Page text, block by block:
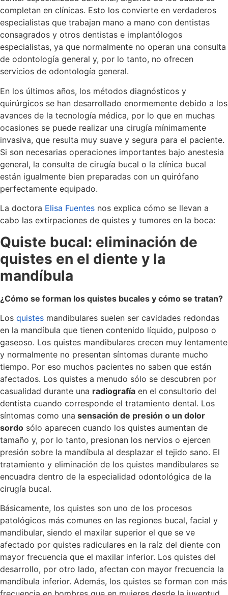
completan en clínicas. Esto los convierte en verdaderos
especialistas que trabajan mano a mano con dentistas
consagrados y otros dentistas e implantólogos
especialistas, ya que normalmente no operan una consulta
de odontología general y, por lo tanto, no ofrecen
servicios de odontología general.
En los últimos años, los métodos diagnósticos y
quirúrgicos se han desarrollado enormemente debido a los
avances de la tecnología médica, por lo que en muchas
ocasiones se puede realizar una cirugía mínimamente
invasiva, que resulta muy suave y segura para el paciente.
Si son necesarias operaciones importantes bajo anestesia
general, la consulta de cirugía bucal o la clínica bucal
están igualmente bien preparadas con un quirófano
perfectamente equipado.
La doctora Elisa Fuentes nos explica cómo se llevan a
cabo las extirpaciones de quistes y tumores en la boca:
Quiste bucal: eliminación de
quistes en el diente y la
mandíbula
¿Cómo se forman los quistes bucales y cómo se tratan?
Los quistes mandibulares suelen ser cavidades redondas
en la mandíbula que tienen contenido líquido, pulposo o
gaseoso. Los quistes mandibulares crecen muy lentamente
y normalmente no presentan síntomas durante mucho
tiempo. Por eso muchos pacientes no saben que están
afectados. Los quistes a menudo sólo se descubren por
casualidad durante una radiografía en el consultorio del
dentista cuando corresponde el tratamiento dental. Los
síntomas como una sensación de presión o un dolor
sordo sólo aparecen cuando los quistes aumentan de
tamaño y, por lo tanto, presionan los nervios o ejercen
presión sobre la mandíbula al desplazar el tejido sano. El
tratamiento y eliminación de los quistes mandibulares se
encuadra dentro de la especialidad odontológica de la
cirugía bucal.
Básicamente, los quistes son uno de los procesos
patológicos más comunes en las regiones bucal, facial y
mandibular, siendo el maxilar superior el que se ve
afectado por quistes radiculares en la raíz del diente con
mayor frecuencia que el maxilar inferior. Los quistes del
desarrollo, por otro lado, afectan con mayor frecuencia la
mandíbula inferior. Además, los quistes se forman con más